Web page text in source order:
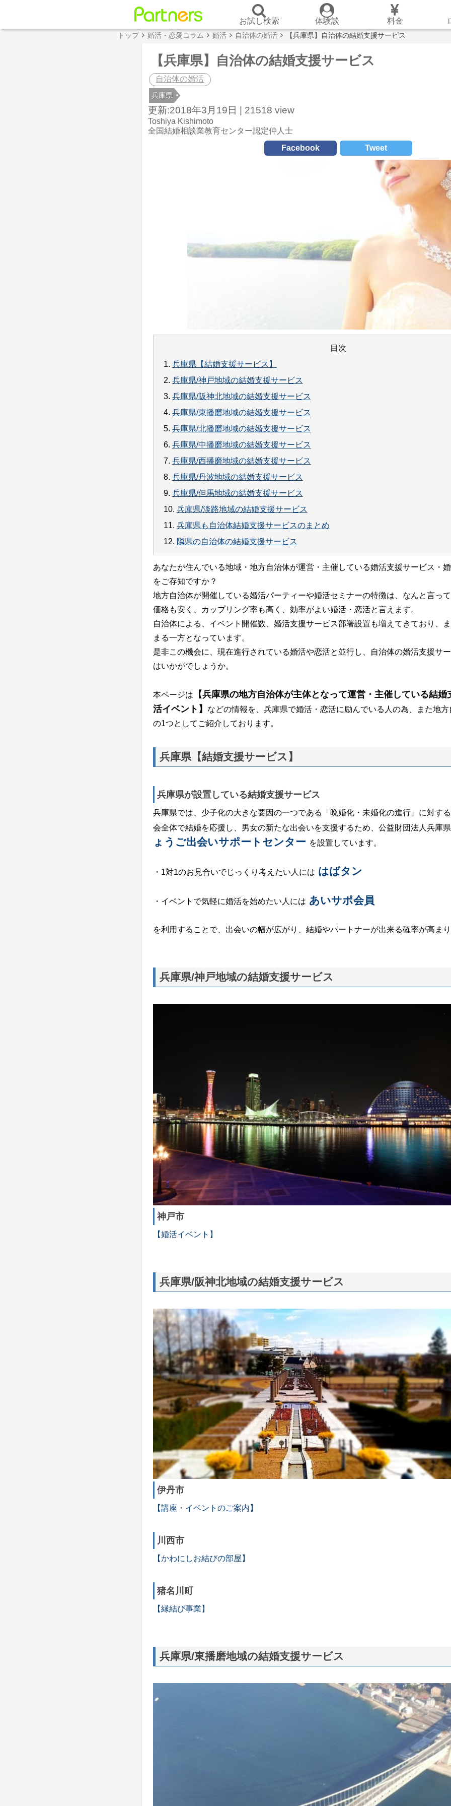
お試し検索 体験談 料金
トップ 婚活・恋愛コラム 婚活 自治体の婚活 【兵庫県】自治体の結婚支援サービス
【兵庫県】自治体の結婚支援サービス
自治体の婚活
兵庫県
更新:2018年3月19日 | 21518 view
Toshiya Kishimoto
全国結婚相談業教育センター認定仲人士
Facebook
Tweet
目次
1. 兵庫県【結婚支援サービス】
2. 兵庫県/神戸地域の結婚支援サービス
3. 兵庫県/阪神北地域の結婚支援サービス
4. 兵庫県/東播磨地域の結婚支援サービス
5. 兵庫県/北播磨地域の結婚支援サービス
6. 兵庫県/中播磨地域の結婚支援サービス
7. 兵庫県/西播磨地域の結婚支援サービス
8. 兵庫県/丹波地域の結婚支援サービス
9. 兵庫県/但馬地域の結婚支援サービス
10. 兵庫県/淡路地域の結婚支援サービス
11. 兵庫県も自治体結婚支援サービスのまとめ
12. 隣県の自治体の結婚支援サービス
あなたが住んでいる地域・地方自治体が運営・主催している婚活支援サービス・
をご存知ですか？
地方自治体が開催している婚活パーティーや婚活セミナーの特徴は、なんと言っ
価格も安く、カップリング率も高く、効率がよい婚活・恋活と言えます。
自治体による、イベント開催数、婚活支援サービス部署設置も増えてきており、
まる一方となっています。
是非この機会に、現在進行されている婚活や恋活と並行し、自治体の婚活支援サ
はいかがでしょうか。
本ページは
【兵庫県の地方自治体が主体となって運営・主催している結
活イベント】
などの情報を、兵庫県で婚活・恋活に励んでいる人の為、また地
の1つとしてご紹介しております。
兵庫県【結婚支援サービス】
兵庫県が設置している結婚支援サービス
兵庫県では、少子化の大きな要因の一つである「晩婚化・未婚化の進行」に対す
会全体で結婚を応援し、男女の新たな出会いを支援するため、公益財団法人兵庫
ょうご出会いサポートセンター を設置しています。
・1対1のお見合いでじっくり考えたい人には はばタン
・イベントで気軽に婚活を始めたい人には あいサポ会員
を利用することで、出会いの幅が広がり、結婚やパートナーが出来る確率が高ま
兵庫県/神戸地域の結婚支援サービス
神戸市
【婚活イベント】
兵庫県/阪神北地域の結婚支援サービス
伊丹市
【講座・イベントのご案内】
川西市
【かわにしお結びの部屋】
猪名川町
【縁結び事業】
兵庫県/東播磨地域の結婚支援サービス